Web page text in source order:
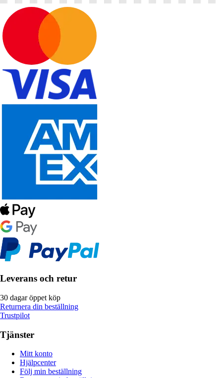
Leverans och retur
30 dagar öppet köp
Returnera din beställning
Trustpilot
Tjänster
Mitt konto
Hjälpcenter
Följ min beställning